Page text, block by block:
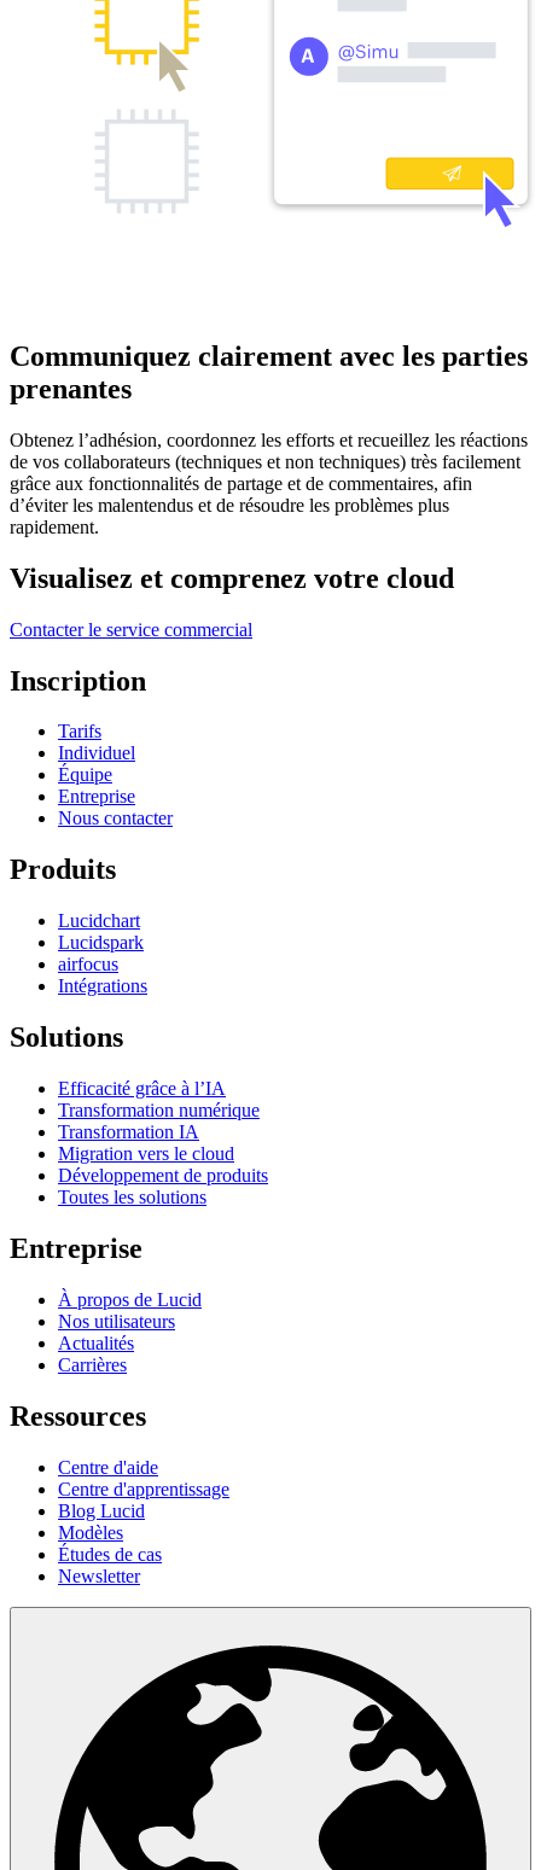
Communiquez clairement avec les parties
prenantes
Obtenez l’adhésion, coordonnez les efforts et recueillez les réactions
de vos collaborateurs (techniques et non techniques) très facilement
grâce aux fonctionnalités de partage et de commentaires, afin
d’éviter les malentendus et de résoudre les problèmes plus
rapidement.
Visualisez et comprenez votre cloud
Contacter le service commercial
Inscription
Tarifs
Individuel
Équipe
Entreprise
Nous contacter
Produits
Lucidchart
Lucidspark
airfocus
Intégrations
Solutions
Efficacité grâce à l’IA
Transformation numérique
Transformation IA
Migration vers le cloud
Développement de produits
Toutes les solutions
Entreprise
À propos de Lucid
Nos utilisateurs
Actualités
Carrières
Ressources
Centre d'aide
Centre d'apprentissage
Blog Lucid
Modèles
Études de cas
Newsletter